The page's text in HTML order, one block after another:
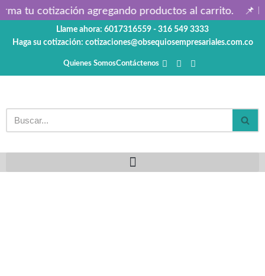
al
tu cotización agregando productos al carrito. 📌
Llame ahora: 6017316559 - 316 549 3333
Haga su cotización: cotizaciones@obsequiosempresariales.com.co
Quienes SomosContáctenos